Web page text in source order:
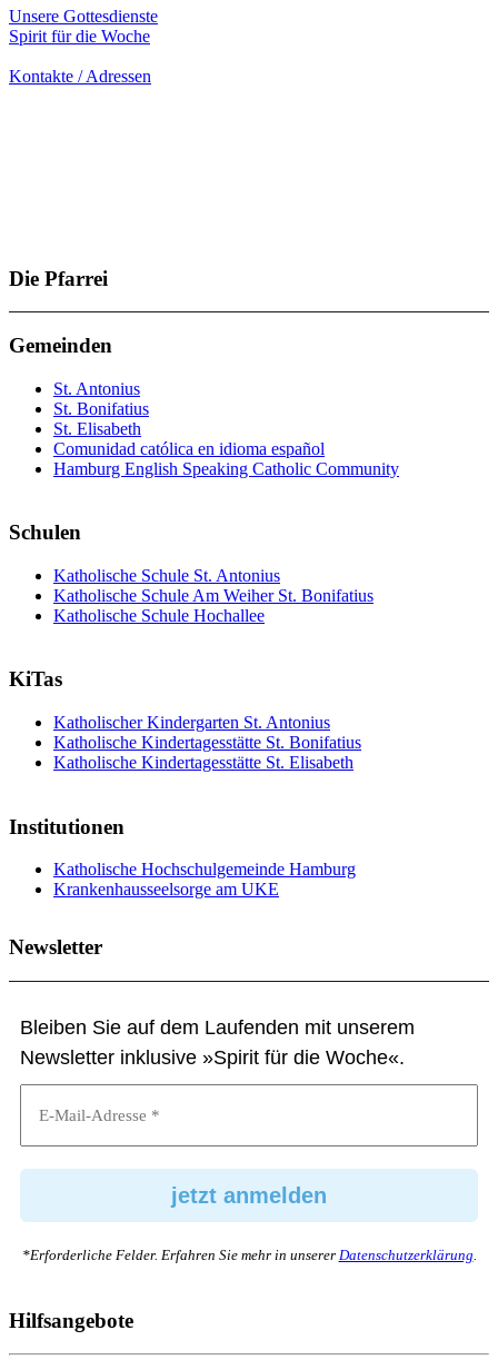
Unsere Gottesdienste
Spirit für die Woche
Kontakte / Adressen
Die Pfarrei
Gemeinden
St. Antonius
St. Bonifatius
St. Elisabeth
Comunidad católica en idioma español
Hamburg English Speaking Catholic Community
Schulen
Katholische Schule St. Antonius
Katholische Schule Am Weiher St. Bonifatius
Katholische Schule Hochallee
KiTas
Katholischer Kindergarten St. Antonius
Katholische Kindertagesstätte St. Bonifatius
Katholische Kindertagesstätte St. Elisabeth
Institutionen
Katholische Hochschulgemeinde Hamburg
Krankenhausseelsorge am UKE
Newsletter
Bleiben Sie auf dem Laufenden mit unserem
Newsletter inklusive »Spirit für die Woche«.
*Erforderliche Felder. Erfahren Sie mehr in unserer Datenschutzerklärung
Hilfsangebote